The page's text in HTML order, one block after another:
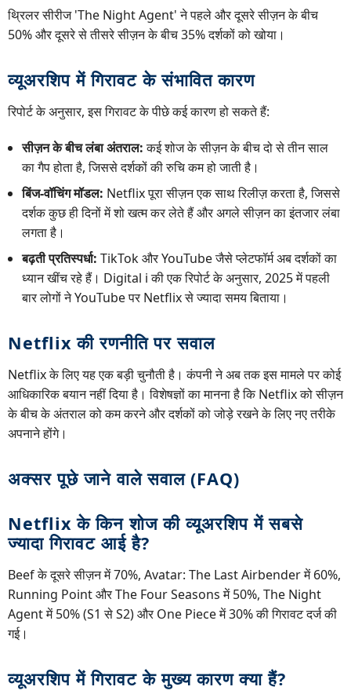
थ्रिलर सीरीज 'The Night Agent' ने पहले और दूसरे सीज़न के बीच
50% और दूसरे से तीसरे सीज़न के बीच 35% दर्शकों को खोया।
व्यूअरशिप में गिरावट के संभावित कारण
रिपोर्ट के अनुसार, इस गिरावट के पीछे कई कारण हो सकते हैं:
सीज़न के बीच लंबा अंतराल:कई शोज के सीज़न के बीच दो से तीन साल
का गैप होता है, जिससे दर्शकों की रुचि कम हो जाती है।
बिंज-वॉचिंग मॉडल: Netflix पूरा सीज़न एक साथ रिलीज़ करता है, जिससे
दर्शक कुछ ही दिनों में शो खत्म कर लेते हैं और अगले सीज़न का इंतजार लंबा
लगता है।
बढ़ती प्रतिस्पर्धा: TikTok और YouTube जैसे प्लेटफॉर्म अब दर्शकों का
ध्यान खींच रहे हैं। Digital i की एक रिपोर्ट के अनुसार, 2025 में पहली
बार लोगों ने YouTube पर Netflix से ज्यादा समय बिताया।
Netflix की रणनीति पर सवाल
Netflix के लिए यह एक बड़ी चुनौती है। कंपनी ने अब तक इस मामले पर कोई
आधिकारिक बयान नहीं दिया है। विशेषज्ञों का मानना है कि Netflix को सीज़न
के बीच के अंतराल को कम करने और दर्शकों को जोड़े रखने के लिए नए तरीके
अपनाने होंगे।
अक्सर पूछे जाने वाले सवाल (FAQ)
Netflix के किन शोज की व्यूअरशिप में सबसे
ज्यादा गिरावट आई है?
Beef के दूसरे सीज़न में 70%, Avatar: The Last Airbender में 60%,
Running Point और The Four Seasons में 50%, The Night
Agent में 50% (S1 से S2) और One Piece में 30% की गिरावट दर्ज की
गई।
व्यूअरशिप में गिरावट के मुख्य कारण क्या हैं?